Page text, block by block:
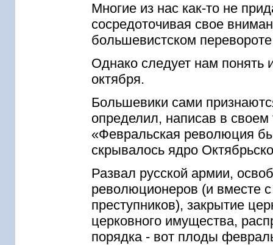
Многие из нас как-то не
сосредоточивая свое
большевистском
Однако следует нам
октября.
Большевики сами
определил, написав в
«Февральская революция
скрывалось ядро
Развал русской армии,
революционеров (и вместе
преступников), закрытие
церковного имущества,
порядка - вот плоды